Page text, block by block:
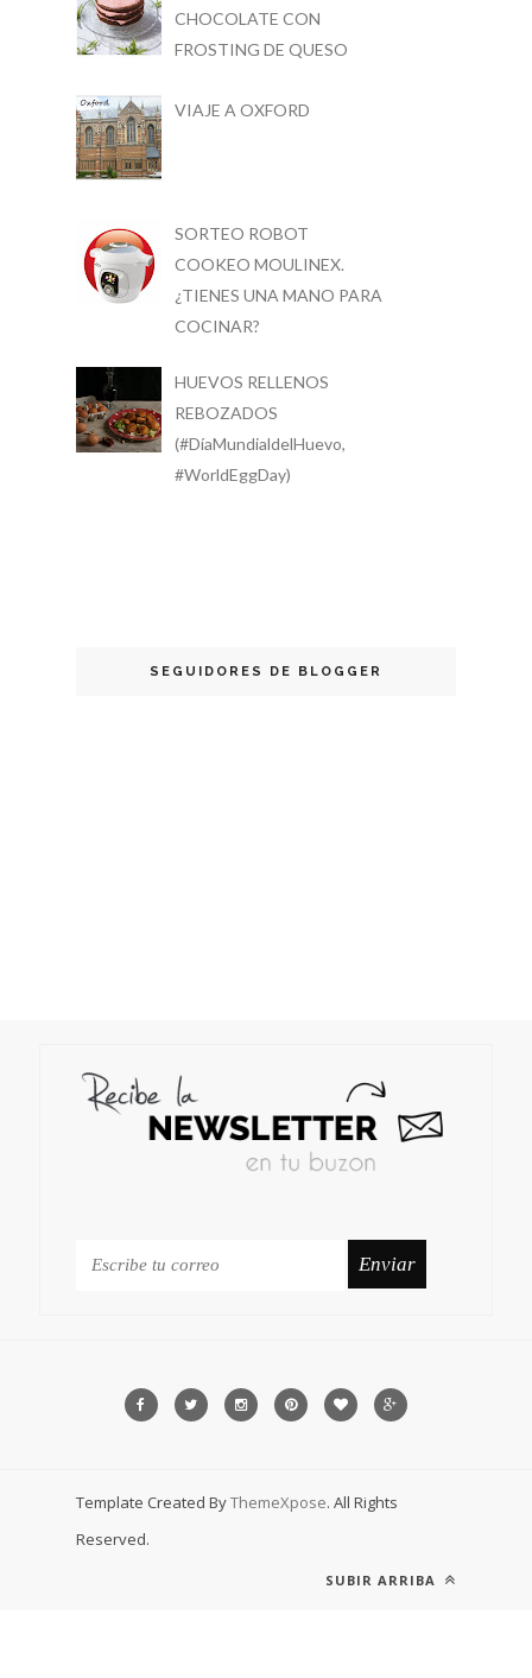
CHOCOLATE CON
FROSTING DE QUESO
VIAJE A OXFORD
SORTEO ROBOT
COOKEO MOULINEX.
¿TIENES UNA MANO PARA
COCINAR?
HUEVOS RELLENOS
REBOZADOS
(#DíaMundialdelHuevo,
#WorldEggDay)
SEGUIDORES DE BLOGGER
Template Created ByThemeXpose. All Rights
Reserved.
SUBIR ARRIBA